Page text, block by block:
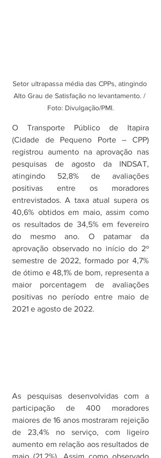
Setor ultrapassa média das CPPs, atingindo
Alto Grau de Satisfação no levantamento. /
Foto: Divulgação/PMI.
O Transporte Público de Itapira
(Cidade de Pequeno Porte – CPP)
registrou aumento na aprovação nas
pesquisas de agosto da INDSAT,
atingindo 52,8% de avaliações
positivas entre os moradores
entrevistados. A taxa atual supera os
40,6% obtidos em maio, assim como
os resultados de 34,5% em fevereiro
do mesmo ano. O patamar da
aprovação observado no início do 2º
semestre de 2022, formado por 4,7%
de ótimo e 48,1% de bom, representa a
maior porcentagem de avaliações
positivas no período entre maio de
2021 e agosto de 2022.
As pesquisas desenvolvidas com a
participação de 400 moradores
maiores de 16 anos mostraram rejeição
de 23,4% no serviço, com ligeiro
aumento em relação aos resultados de
maio (21,2%). Assim como observado